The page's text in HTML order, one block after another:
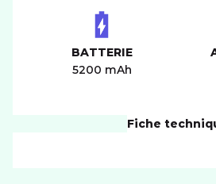
BATTERIE
5200 mAh
Fiche